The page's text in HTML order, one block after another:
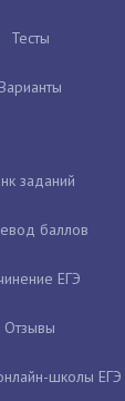
Тесты
Варианты
заданий
баллов
ЕГЭ
Отзывы
школы ЕГЭ